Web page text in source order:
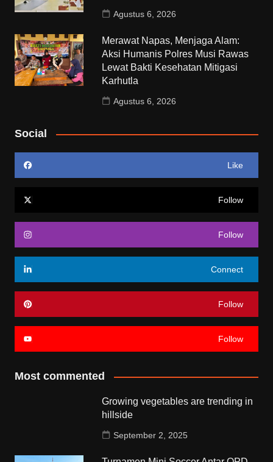
Agustus 6, 2026
Merawat Napas, Menjaga Alam:
Aksi Humanis Polres Musi Rawas
Lewat Bakti Kesehatan Mitigasi
Karhutla
Agustus 6, 2026
Social
Like
Follow
Follow
Connect
Follow
Follow
Most commented
Growing vegetables are trending in
hillside
September 2, 2025